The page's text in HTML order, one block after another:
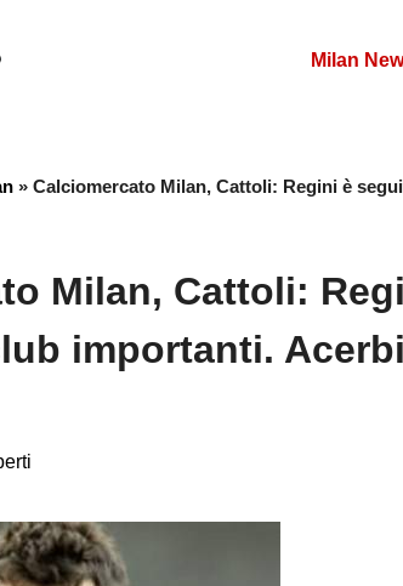
Milan
» Calciomercato Milan, Cattoli: Regini è
Milan, Cattoli:
importanti.